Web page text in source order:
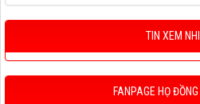
TIN XEM
FANPAGE HỌ